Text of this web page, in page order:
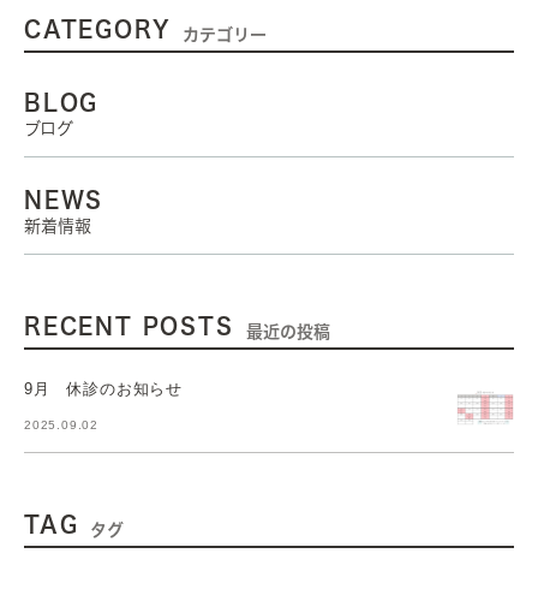
CATEGORY カテゴリー
BLOG
ブログ
NEWS
新着情報
RECENT POSTS 最近の投稿
9月 休診のお知らせ
2025.09.02
TAG タグ